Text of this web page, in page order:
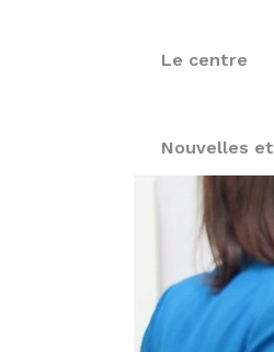
Le centre
Nouvelles